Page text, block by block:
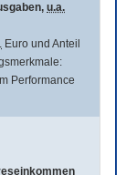
u.a.
Euro und Anteil
Performance